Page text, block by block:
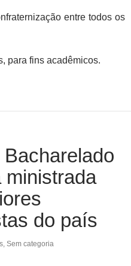
entre todos os
para fins acadêmicos.
ministrada
do país
, Sem categoria